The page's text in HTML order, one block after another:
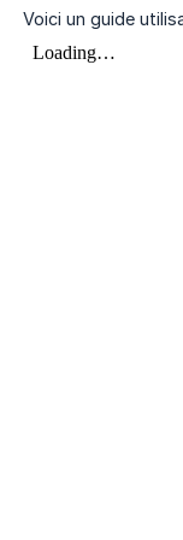
Voici un guide